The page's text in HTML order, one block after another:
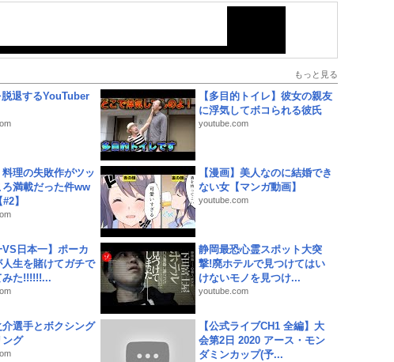
もっと見る
退するYouTuber
【多目的トイレ】彼女の親友
に浮気してボコられる彼氏
youtube.com
料理の失敗作がツッ
ろ満載だった件ww
】
【漫画】美人なのに結婚でき
ない女【マンガ動画】
youtube.com
VS日本一】ポーカ
人生を賭けてガチで
みた!!!!!!...
静岡最恐心霊スポット大突
撃!廃ホテルで見つけてはい
けないモノを見つけ...
youtube.com
選手とボクシング
ング
【公式ライブCH1 全編】大
会第2日 2020 アース・モン
ダミンカップ(予...